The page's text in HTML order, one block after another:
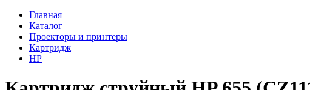
Главная
Каталог
Проекторы и принтеры
Картридж
HP